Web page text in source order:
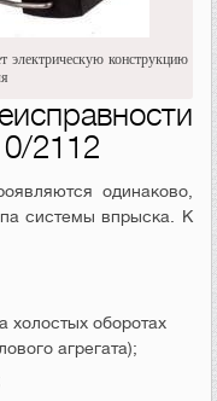
электрическую конструкцию
2112
одинаково,
системы впрыска. К
холостых оборотах
агрегата);